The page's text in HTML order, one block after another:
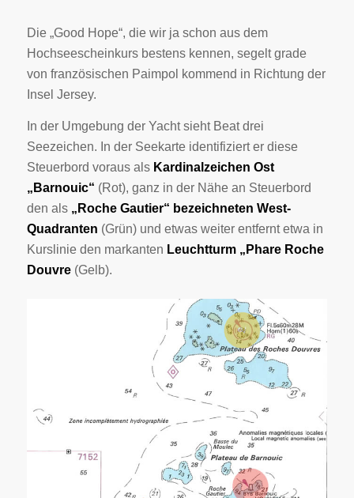
Die „Good Hope“, die wir ja schon aus dem
Hochseescheinkurs bestens kennen, segelt grade
von französischen Paimpol kommend in Richtung der
Insel Jersey.
In der Umgebung der Yacht sieht Beat drei
Seezeichen. In der Seekarte identifiziert er diese
Steuerbord voraus als Kardinalzeichen Ost
„Barnouic“ (Rot), ganz in der Nähe an Steuerbord
den als „Roche Gautier“ bezeichneten West-
Quadranten (Grün) und etwas weiter entfernt etwa in
Kurslinie den markanten Leuchtturm „Phare Roche
Douvre(Gelb).